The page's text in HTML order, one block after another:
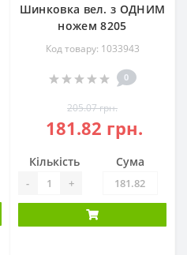
Шинковка вел. з ОДНИМ
ножем 8205
Код товару: 1033943
0
205.07 грн.
181.82 грн.
Кількість
- +
Сума